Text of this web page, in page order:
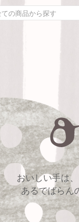
おいしい手は
あるでばらん